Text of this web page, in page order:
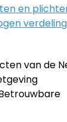
en
verdeling
van de